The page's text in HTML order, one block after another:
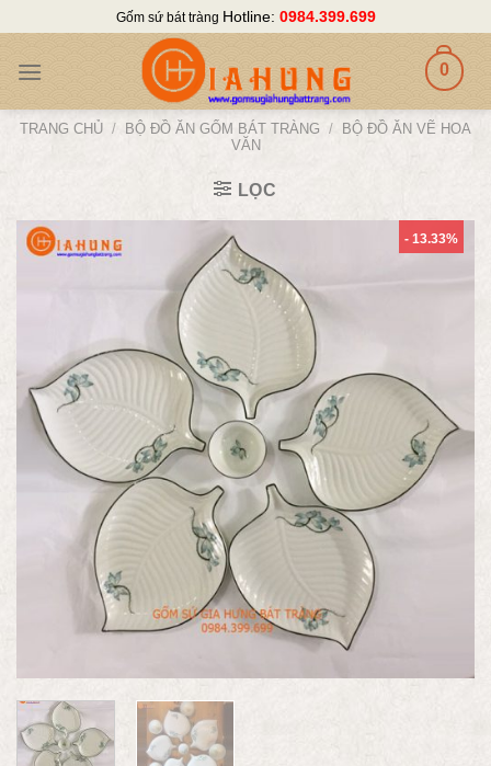
content
Gốm sứ bát tràng Hotline: 0984.399.699
0
TRANG CHỦ / BỘ ĐỒ ĂN GỐM BÁT TRÀNG /
BỘ ĐỒ ĂN VẼ HOA
VĂN
LỌC
- 13.33%